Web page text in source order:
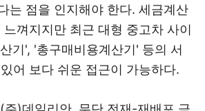
는 점을 인지해야 한다. 세금계산
껴지지만 최근 대형 중고차 사이
기', '총구매비용계산기' 등의 서
어 보다 쉬운 접근이 가능하다.